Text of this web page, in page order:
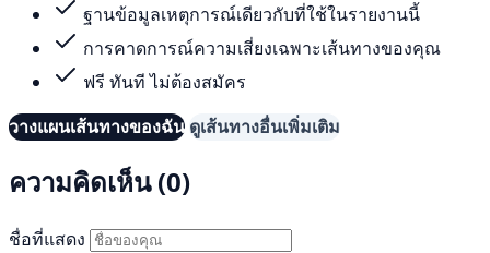
ฐานข้อมูลเหตุการณ์เดียวกับที่ใช้ในรายงานนี้
การคาดการณ์ความเสี่ยงเฉพาะเส้นทางของคุณ
ฟรี ทันที ไม่ต้องสมัคร
วางแผนเส้นทางของฉัน ดูเส้นทางอื่นเพิ่มเติม
ความคิดเห็น (0)
ชื่อที่แสดง